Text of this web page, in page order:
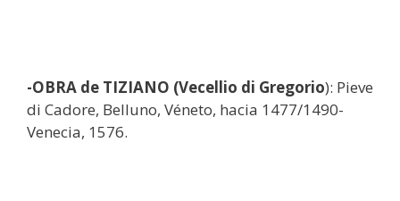
-OBRA de TIZIANO (Vecellio di Gregorio): Pieve
di Cadore, Belluno, Véneto, hacia 1477/1490-
Venecia, 1576.